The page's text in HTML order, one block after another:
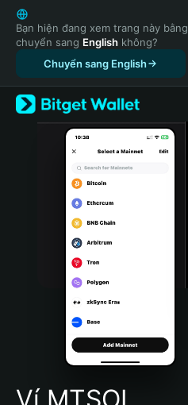
English
日本語
Tiếng Việt
Русский
Español (Latinoamérica)
Türkçe
Italiano
Português (Portugal)
Bahasa Indonesia
Português (Brasil)
Español (Argentina)
Bạn hiện đang xem trang này bằng
chuyển sang English không?
Chuyển sang English